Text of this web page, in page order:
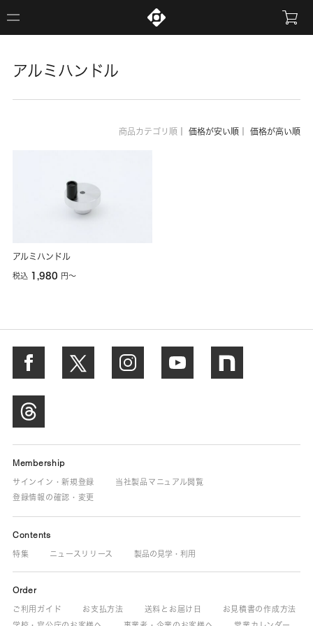
アルミハンドル
商品カテゴリ順 価格が安い順 価格が高い順
アルミハンドル
税込 1,980 円〜
Membership
サインイン・新規登録
当社製品マニュアル閲覧
登録情報の確認・変更
Contents
特集 ニュースリリース 製品の見学・利用
Order
ご利用ガイド お支払方法 送料とお届け日
お見積書の作成方法